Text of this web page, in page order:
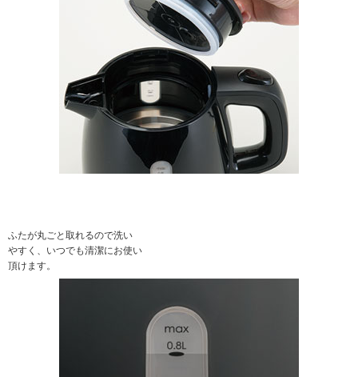
ふたが丸ごと取れるので洗い
やすく、いつでも清潔にお使い
頂けます。